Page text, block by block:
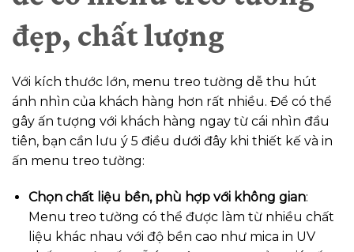
đẹp, chất lượng
Với kích thước lớn, menu treo tường dễ thu hút
ánh nhìn của khách hàng hơn rất nhiều. Để có thể
gây ấn tượng với khách hàng ngay từ cái nhìn đầu
tiên, bạn cần lưu ý 5 điều dưới đây khi thiết kế và in
ấn menu treo tường:
Chọn chất liệu bền, phù hợp với không gian:
Menu treo tường có thể được làm từ nhiều chất
liệu khác nhau với độ bền cao như mica in UV